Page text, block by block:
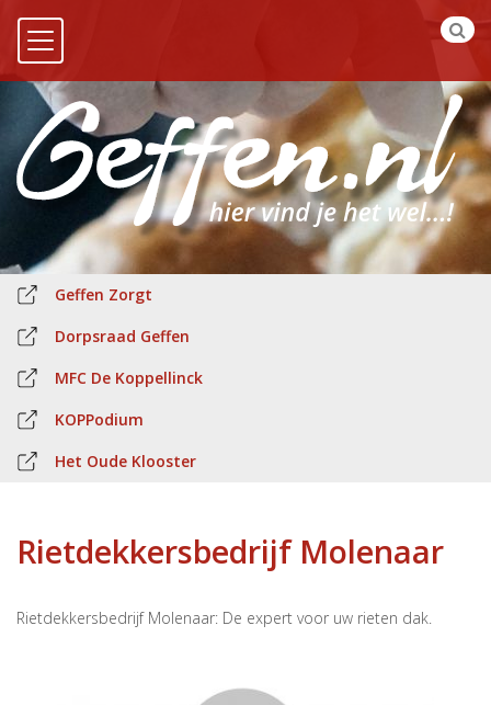
Geffen Zorgt
Dorpsraad Geffen
MFC De Koppellinck
KOPPodium
Het Oude Klooster
Rietdekkersbedrijf Molenaar
Rietdekkersbedrijf Molenaar: De expert voor uw rieten dak.